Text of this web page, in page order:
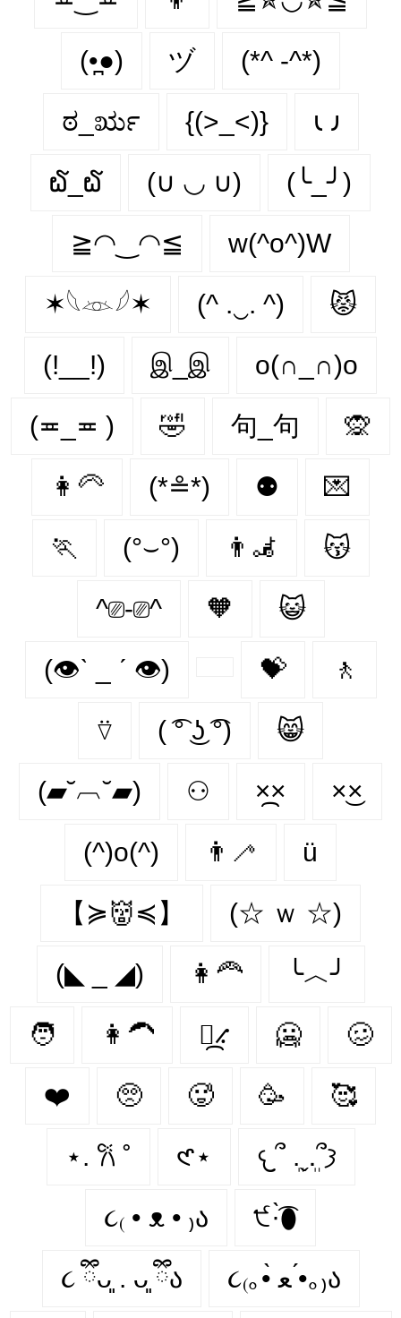
(•̪●) ヅ (*^ -^*)
ಠ_ರೃ {(>_<)} 𐑧 𐑨
໖_໖ (∪ ◡ ∪) (╰_╯)
≧◠‿◠≦ w(^o^)W
✶𓆩𓁺𓆪✶ (^ .‿. ^) 😾
(!__!) இ_இ o(∩_∩)o
(≖_≖ ) 🤣 句_句 🙊
👩‍🦳 (*≗*) ⚉ 💌
🏃‍ (°⌣°) 👨‍🦼‍️ 😽
^⎚-⎚^ 🧡 😺
(👁ˋ _ ˊ 👁) 💝 🚶‍
⍢ ( ͡° ͜ʖ ͡°) 😸
(▰˘︹˘▰) ⚇ ×᷼× ×͜×
(^)o(^) 👨‍🦯‍ ü
【≽👹≼】 (☆ ｗ ☆)
(◣ _ ◢) 👩‍🦰 ╰︿╯
🧑 👩‍🦱 ⳻᷼⳺ 🥶️ 🥴️
❤️️ 🥺️ 🥵️ 🥳️ 🥰️
⋆. 𐙚 ˚ 𑣲⋆ 𐔌՞ ܸ.ˬ.ܸ՞𐦯
૮₍ • ᴥ • ₎ა ੯·̀͡⬮
૮ ྀིᴗ͈ . ᴗ͈ ྀིა ૮₍｡•̀ ﻌ •́｡₎ა